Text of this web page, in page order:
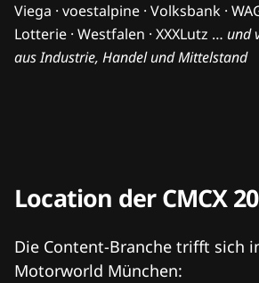
Viega · voestalpine · Volksbank ·
Lotterie · Westfalen · XXXLutz … und
aus Industrie, Handel und Mittelstand
Location der CMCX
Die Content-Branche trifft sich
Motorworld München: